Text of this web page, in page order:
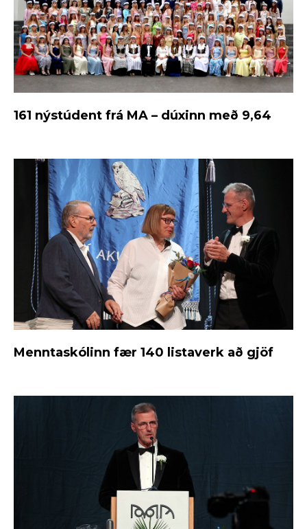
161 nýstúdent frá MA – dúxinn með 9,64
Menntaskólinn fær 140 listaverk að gjöf